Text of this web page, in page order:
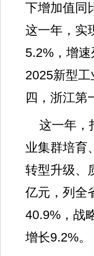
下增加值同
这一年，实
5.2%，增
2025新型
四，浙江第
这一年，
业集群培育
转型升级、
亿元，列全
40.9%，战
增长9.2%。